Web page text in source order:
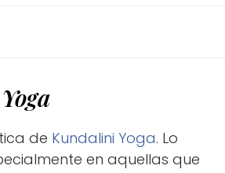
de Kundalini Yoga. Lo
en aquellas que